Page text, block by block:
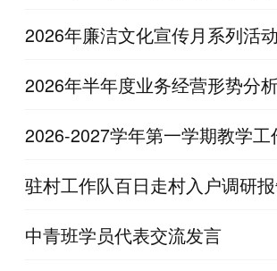
2026年廉洁文化宣传月系列活动
2026年半年度业务经营形势分析
2026-2027学年第一学期教学工
驻村工作队百日走村入户调研报
中青班学员代表交流发言